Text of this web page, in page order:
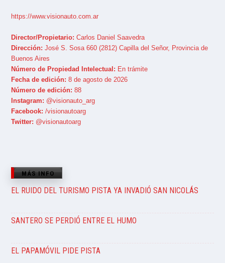
https://www.visionauto.com.ar
Director/Propietario: Carlos Daniel Saavedra
Dirección: José S. Sosa 660 (2812) Capilla del Señor, Provincia de
Buenos Aires
Número de Propiedad Intelectual: En trámite
Fecha de edición: 8 de agosto de 2026
Número de edición: 88
Instagram: @visionauto_arg
Facebook: /visionautoarg
Twitter: @visionautoarg
MÁS INFO
EL RUIDO DEL TURISMO PISTA YA INVADIÓ SAN NICOLÁS
SANTERO SE PERDIÓ ENTRE EL HUMO
EL PAPAMÓVIL PIDE PISTA